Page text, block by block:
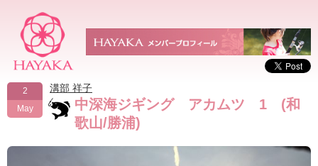
2
May
溝部 祥子
中深海ジギング アカムツ 1 (和
歌山/勝浦)